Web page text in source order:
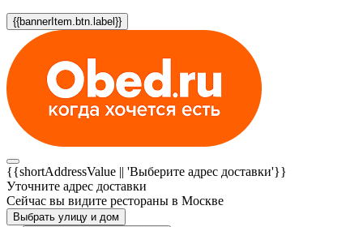
{{bannerItem.btn.label}}
{{shortAddressValue || 'Выберите адрес доставки'}}
Уточните адрес доставки
Сейчас вы видите рестораны в Москве
Выбрать улицу и дом